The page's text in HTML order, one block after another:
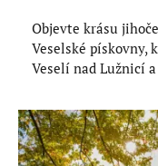
Objevte krásu
Veselské pískovny,
Veselí nad Lužnicí